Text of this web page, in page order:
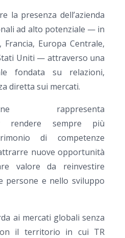
la presenza dell’azienda
ad alto potenziale — in
Francia, Europa Centrale,
Uniti — attraverso una
fondata su relazioni,
diretta sui mercati.
rappresenta
rendere sempre più
di competenze
nuove opportunità
valore da reinvestire
persone e nello sviluppo
ai mercati globali senza
il territorio in cui TR